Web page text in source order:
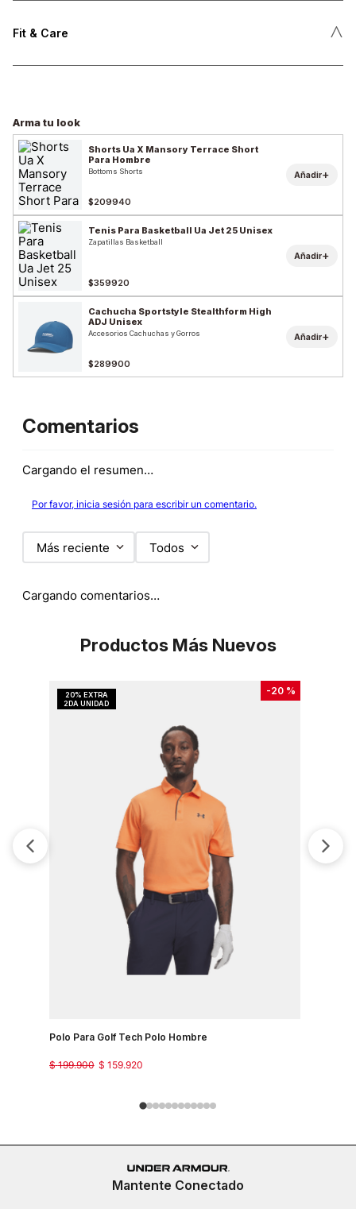
Fit & Care ˄
Arma tu look
Shorts Ua X Mansory Terrace Short
Para Hombre
Bottoms Shorts
$209940
Añadir+
Tenis Para Basketball Ua Jet 25 Unisex
Zapatillas Basketball
$359920
Añadir+
Cachucha Sportstyle Stealthform High
ADJ Unisex
Accesorios Cachuchas y Gorros
$289900
Añadir+
Comentarios
Cargando el resumen…
Por favor, inicia sesión para escribir un comentario.
Más reciente Todos
Cargando comentarios…
Productos Más Nuevos
-20 %
Polo Para Golf Tech Polo Hombre
$ 159.920
$ 199.900
Mantente Conectado